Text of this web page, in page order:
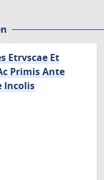
Etrvscae Et
Primis Ante
Incolis